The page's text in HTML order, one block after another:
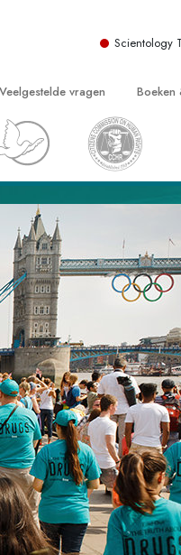
Scientology
Leven
Human Rights
Ministers
Veelgestelde vragen
Achtergrond en Grondbeginselen
organisatie van Scientology
Boeken
Beginnersboeken
Introductielezingen
Introductiefilms
Diensten voor beginners
Hoe
De
De
Het
De